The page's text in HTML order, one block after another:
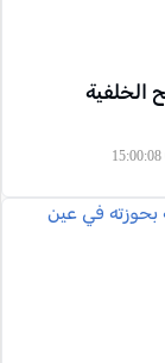
الخلفية